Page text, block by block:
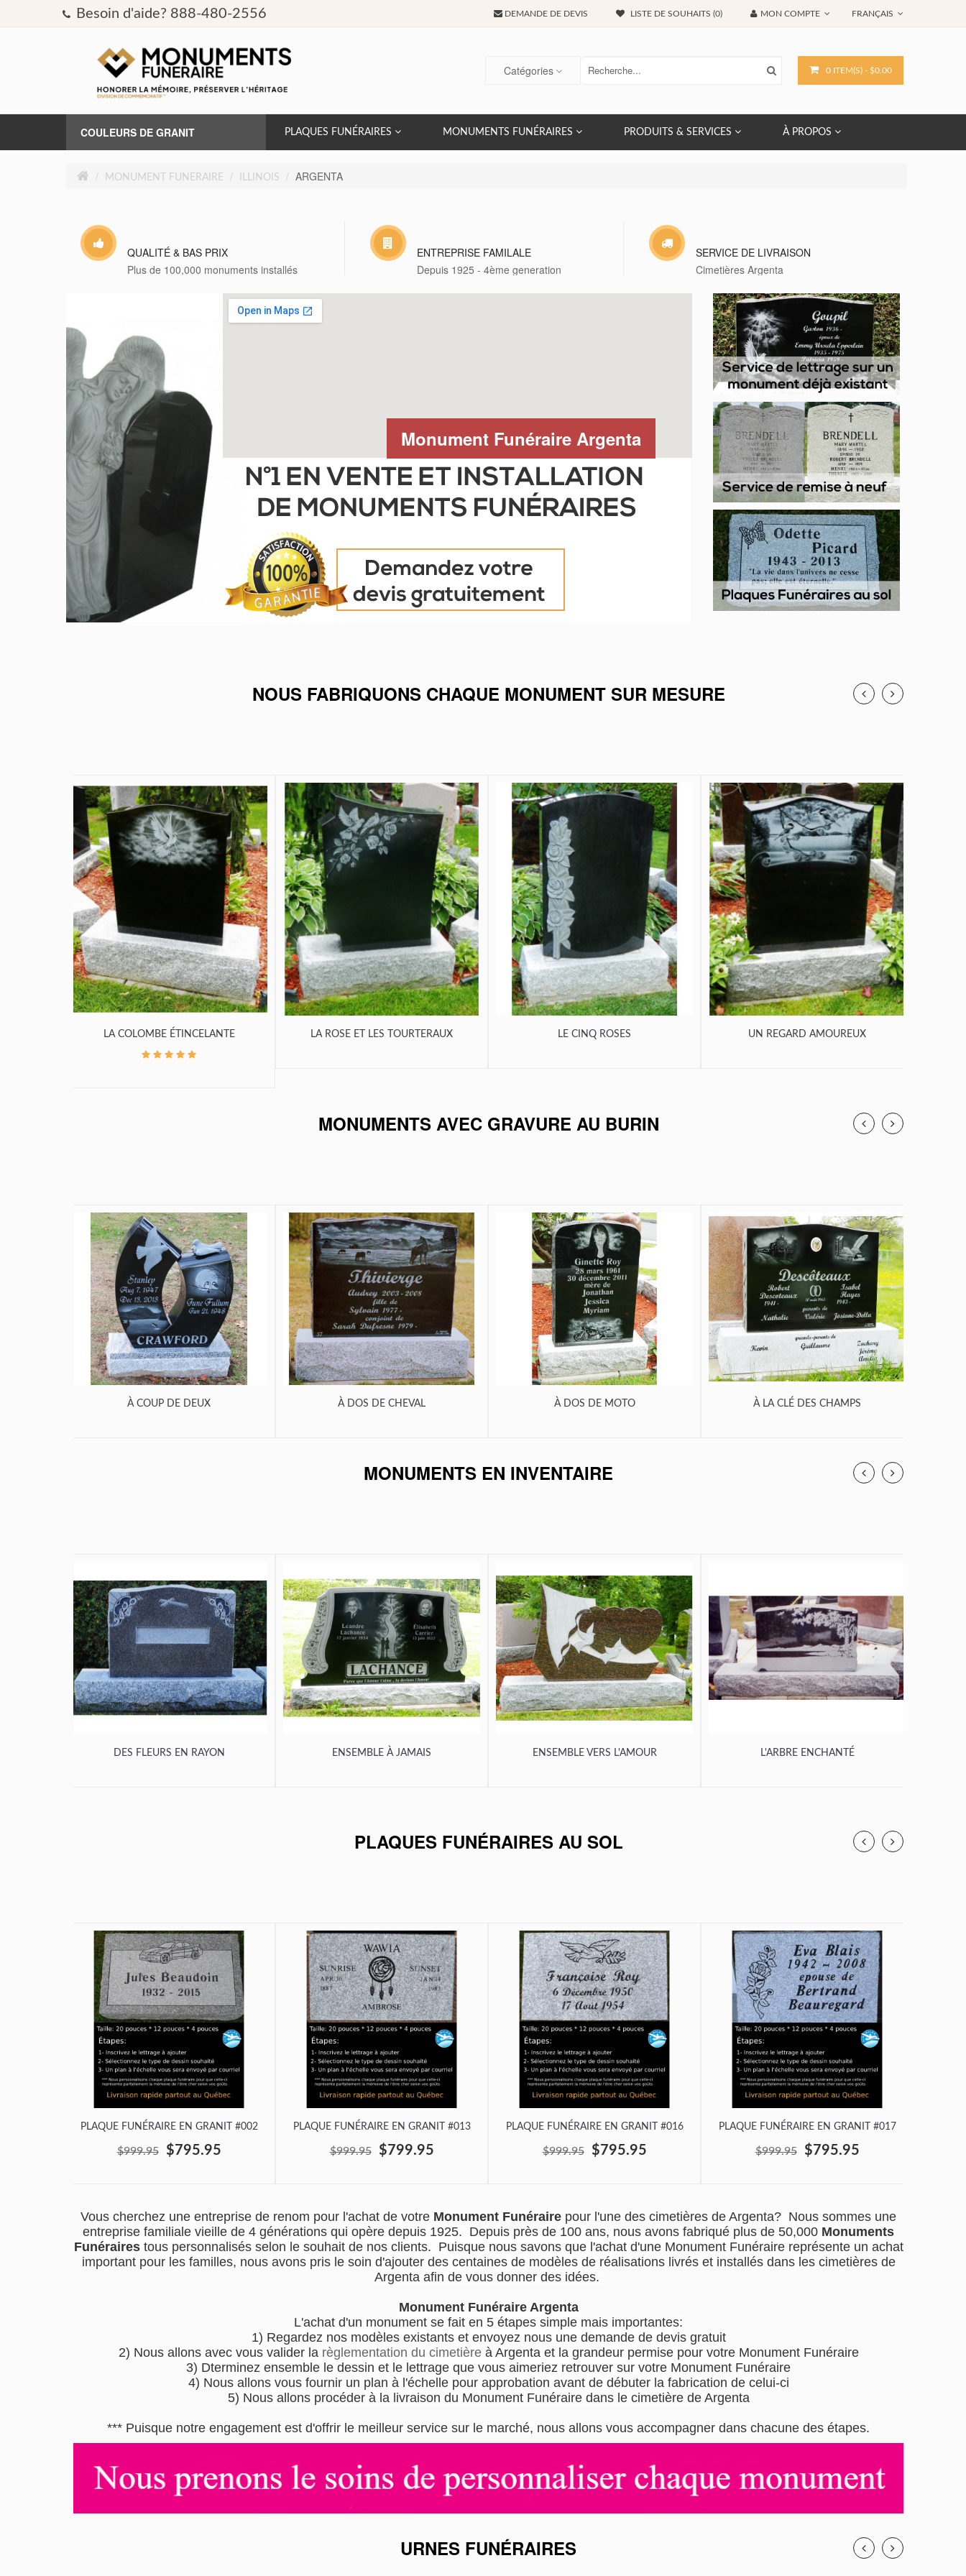
Besoin d'aide? 888-480-2556 FRANÇAIS
DEMANDE DE DEVIS LISTE DE SOUHAITS (0) MON COMPTE
0 ITEM(S) - $0.00
Catégories
PLAQUES FUNÉRAIRES MONUMENTS FUNÉRAIRES PRODUITS & SERVICES À PROPOS
COULEURS DE GRANIT
BLEU PERLE
BRITZ BLEU
GRIS DE BARRÉ FERRÉ
NOIR
PARADISO
ROSE LAURENTIEN
ROUGE INDIEN
VERT TROPICAL
MONUMENT FUNERAIRE ILLINOIS ARGENTA
QUALITÉ & BAS PRIX
Plus de 100,000 monuments installés
ENTREPRISE FAMILALE
Depuis 1925 - 4ème generation
SERVICE DE LIVRAISON
Cimetières Argenta
Monument Funéraire Argenta
NOUS FABRIQUONS CHAQUE MONUMENT SUR MESURE
LA COLOMBE ÉTINCELANTE LA ROSE ET LES TOURTERAUX LE CINQ ROSES UN REGARD AMOUREUX
MONUMENTS AVEC GRAVURE AU BURIN
À COUP DE DEUX À DOS DE CHEVAL À DOS DE MOTO À LA CLÉ DES CHAMPS
MONUMENTS EN INVENTAIRE
DES FLEURS EN RAYON ENSEMBLE À JAMAIS ENSEMBLE VERS L'AMOUR L'ARBRE ENCHANTÉ
PLAQUES FUNÉRAIRES AU SOL
PLAQUE FUNÉRAIRE EN GRANIT #002
$999.95 $795.95
PLAQUE FUNÉRAIRE EN GRANIT #013
$999.95 $799.95
PLAQUE FUNÉRAIRE EN GRANIT #016
$999.95 $795.95
PLAQUE FUNÉRAIRE EN GRANIT #017
$999.95 $795.95
Vous cherchez une entreprise de renom pour l'achat de votre Monument Funéraire pour l'une des cimetières de Argenta? Nous sommes une
entreprise familiale vieille de 4 générations qui opère depuis 1925. Depuis près de 100 ans, nous avons fabriqué plus de 50,000 Monuments
Funérairestous personnalisés selon le souhait de nos clients. Puisque nous savons que l'achat d'une Monument Funéraire représente un achat
important pour les familles, nous avons pris le soin d'ajouter des centaines de modèles de réalisations livrés et installés dans les cimetières de
Argenta afin de vous donner des idées.
Monument Funéraire Argenta
L'achat d'un monument se fait en 5 étapes simple mais importantes:
1) Regardez nos modèles existants et envoyez nous une demande de devis gratuit
2) Nous allons avec vous valider la règlementation du cimetièreà Argenta et la grandeur permise pour votre Monument Funéraire
3) Dterminez ensemble le dessin et le lettrage que vous aimeriez retrouver sur votre Monument Funéraire
4) Nous allons vous fournir un plan à l'échelle pour approbation avant de débuter la fabrication de celui-ci
5) Nous allons procéder à la livraison du Monument Funéraire dans le cimetière de Argenta
*** Puisque notre engagement est d'offrir le meilleur service sur le marché, nous allons vous accompagner dans chacune des étapes.
URNES FUNÉRAIRES